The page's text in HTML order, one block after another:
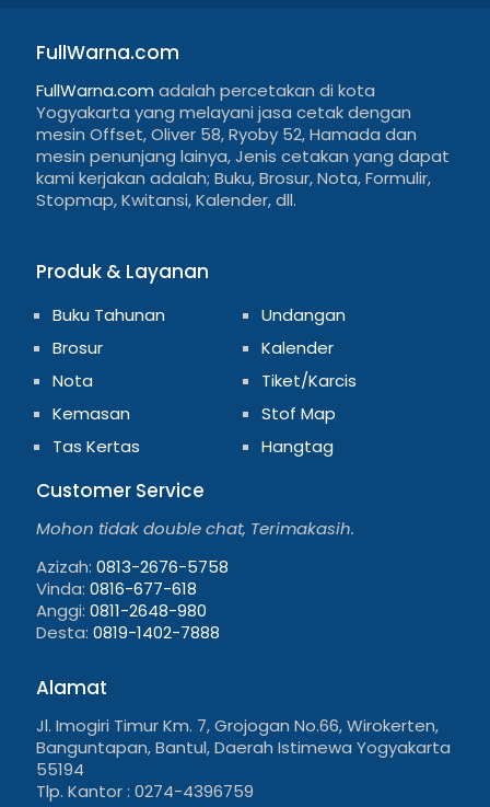
FullWarna.com
FullWarna.com adalah percetakan di kota
Yogyakarta yang melayani jasa cetak dengan
mesin Offset, Oliver 58, Ryoby 52, Hamada dan
mesin penunjang lainya, Jenis cetakan yang dapat
kami kerjakan adalah; Buku, Brosur, Nota, Formulir,
Stopmap, Kwitansi, Kalender, dll.
Produk & Layanan
Buku Tahunan
Brosur
Nota
Kemasan
Tas Kertas
Undangan
Kalender
Tiket/Karcis
Stof Map
Hangtag
Customer Service
Mohon tidak double chat, Terimakasih.
Azizah: 0813-2676-5758
Vinda: 0816-677-618
Anggi: 0811-2648-980
Desta: 0819-1402-7888
Alamat
Jl. Imogiri Timur Km. 7, Grojogan No.66, Wirokerten,
Banguntapan, Bantul, Daerah Istimewa Yogyakarta
55194
Tlp. Kantor : 0274-4396759